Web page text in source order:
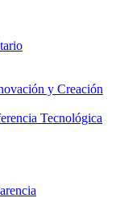
y Creación
Tecnológica